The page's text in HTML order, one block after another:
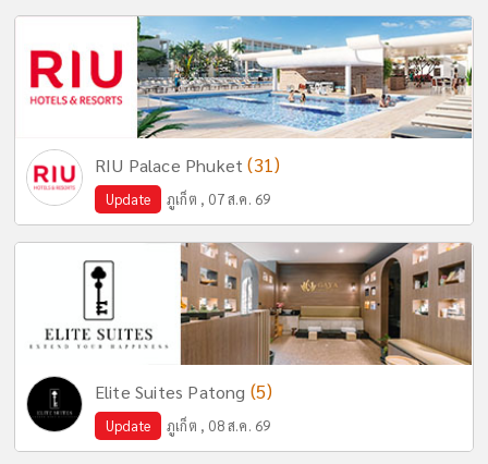
RIU Palace Phuket(31)
Update ภูเก็ต , 07 ส.ค. 69
Elite Suites Patong (5)
Update ภูเก็ต , 08 ส.ค. 69